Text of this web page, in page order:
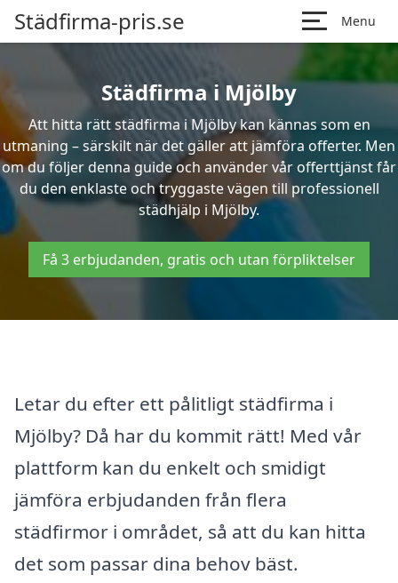
Städfirma-pris.se Menu
Städfirma i Mjölby
Att hitta rätt städfirma i Mjölby kan kännas som en
utmaning – särskilt när det gäller att jämföra offerter. Men
om du följer denna guide och använder vår offerttjänst får
du den enklaste och tryggaste vägen till professionell
städhjälp i Mjölby.
Få 3 erbjudanden, gratis och utan förpliktelser
Letar du efter ett pålitligt städfirma i
Mjölby? Då har du kommit rätt! Med vår
plattform kan du enkelt och smidigt
jämföra erbjudanden från flera
städfirmor i området, så att du kan hitta
det som passar dina behov bäst.